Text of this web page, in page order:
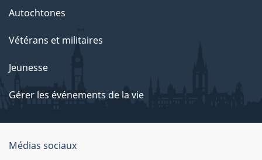
Autochtones
Vétérans et militaires
Jeunesse
Gérer les événements de la vie
Organisation
Médias sociaux